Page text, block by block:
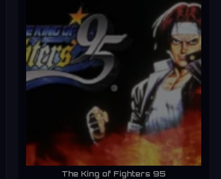
The King of Fighters 95